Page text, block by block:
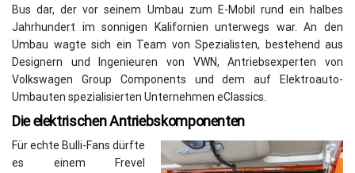
Bus dar, der vor seinem Umbau zum E-Mobil rund ein halbes
Jahrhundert im sonnigen Kalifornien unterwegs war. An den
Umbau wagte sich ein Team von Spezialisten, bestehend aus
Designern und Ingenieuren von VWN, Antriebsexperten von
Volkswagen Group Components und dem auf Elektroauto-
Umbauten spezialisierten Unternehmen eClassics.
Die elektrischen Antriebskomponenten
Für echte Bulli-Fans dürfte
es einem Frevel